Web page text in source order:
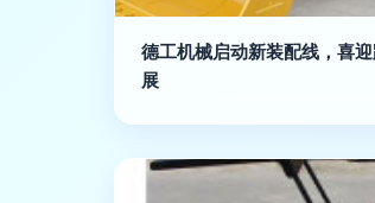
德工机械启动新装配线，喜
展